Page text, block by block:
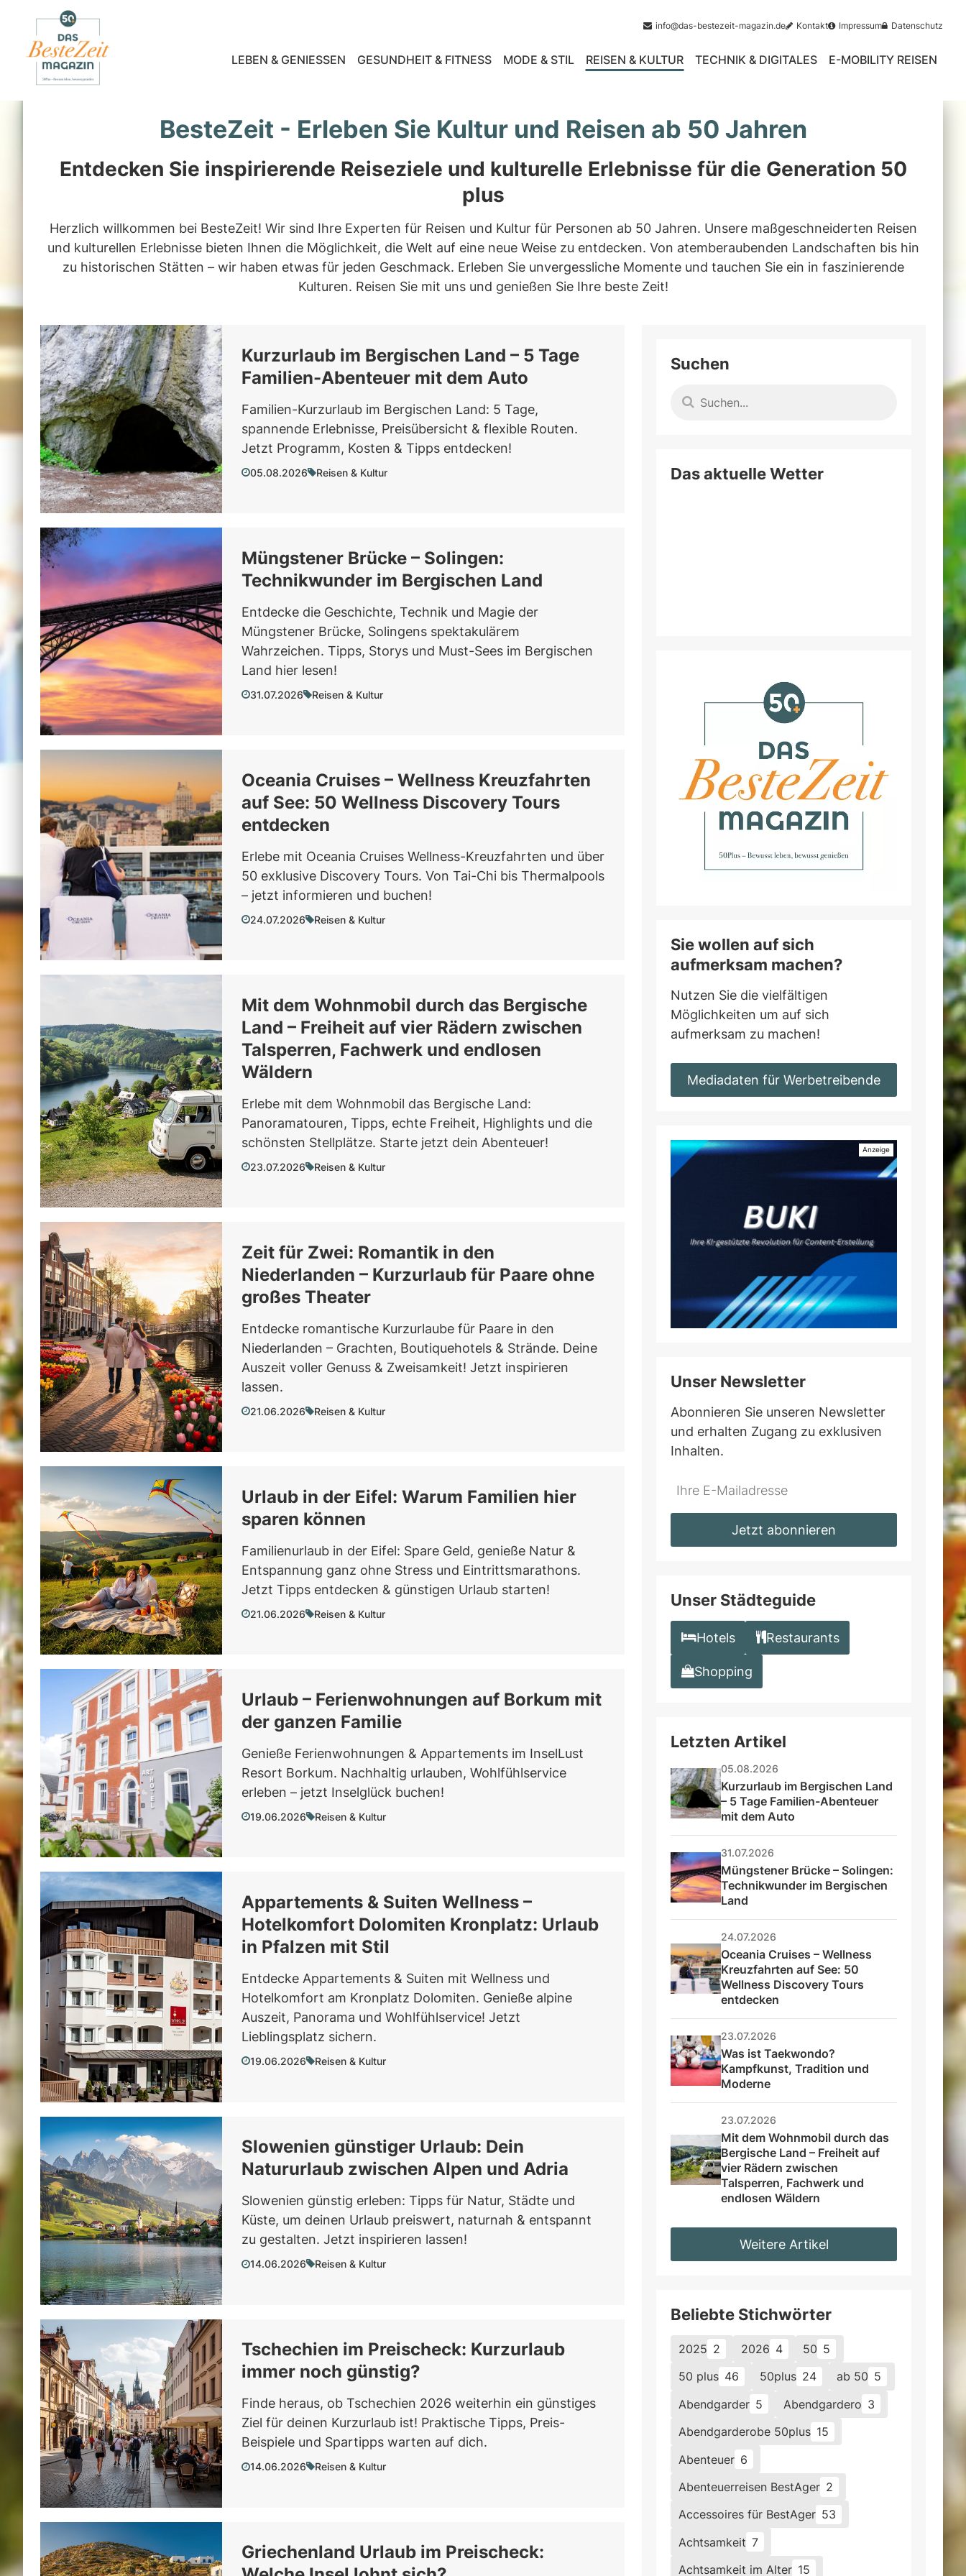
info@das-bestezeit-magazin.de Kontakt Impressum Datenschutz
LEBEN & GENIESSEN GESUNDHEIT & FITNESS MODE & STIL REISEN & KULTUR TECHNIK & DIGITALES E-MOBILITY REISEN
BesteZeit - Erleben Sie Kultur und Reisen ab 50 Jahren
Entdecken Sie inspirierende Reiseziele und kulturelle Erlebnisse für die Generation 50
plus
Herzlich willkommen bei BesteZeit! Wir sind Ihre Experten für Reisen und Kultur für Personen ab 50 Jahren. Unsere maßgeschneiderten Reisen
und kulturellen Erlebnisse bieten Ihnen die Möglichkeit, die Welt auf eine neue Weise zu entdecken. Von atemberaubenden Landschaften bis hin
zu historischen Stätten – wir haben etwas für jeden Geschmack. Erleben Sie unvergessliche Momente und tauchen Sie ein in faszinierende
Kulturen. Reisen Sie mit uns und genießen Sie Ihre beste Zeit!
Kurzurlaub im Bergischen Land – 5 Tage
Familien-Abenteuer mit dem Auto
Familien-Kurzurlaub im Bergischen Land: 5 Tage,
spannende Erlebnisse, Preisübersicht & flexible Routen.
Jetzt Programm, Kosten & Tipps entdecken!
05.08.2026 Reisen & Kultur
Müngstener Brücke – Solingen:
Technikwunder im Bergischen Land
Entdecke die Geschichte, Technik und Magie der
Müngstener Brücke, Solingens spektakulärem
Wahrzeichen. Tipps, Storys und Must-Sees im Bergischen
Land hier lesen!
31.07.2026 Reisen & Kultur
Oceania Cruises – Wellness Kreuzfahrten
auf See: 50 Wellness Discovery Tours
entdecken
Erlebe mit Oceania Cruises Wellness-Kreuzfahrten und über
50 exklusive Discovery Tours. Von Tai-Chi bis Thermalpools
– jetzt informieren und buchen!
24.07.2026 Reisen & Kultur
Mit dem Wohnmobil durch das Bergische
Land – Freiheit auf vier Rädern zwischen
Talsperren, Fachwerk und endlosen
Wäldern
Erlebe mit dem Wohnmobil das Bergische Land:
Panoramatouren, Tipps, echte Freiheit, Highlights und die
schönsten Stellplätze. Starte jetzt dein Abenteuer!
23.07.2026 Reisen & Kultur
Zeit für Zwei: Romantik in den
Niederlanden – Kurzurlaub für Paare ohne
großes Theater
Entdecke romantische Kurzurlaube für Paare in den
Niederlanden – Grachten, Boutiquehotels & Strände. Deine
Auszeit voller Genuss & Zweisamkeit! Jetzt inspirieren
lassen.
21.06.2026 Reisen & Kultur
Urlaub in der Eifel: Warum Familien hier
sparen können
Familienurlaub in der Eifel: Spare Geld, genieße Natur &
Entspannung ganz ohne Stress und Eintrittsmarathons.
Jetzt Tipps entdecken & günstigen Urlaub starten!
21.06.2026 Reisen & Kultur
Urlaub – Ferienwohnungen auf Borkum mit
der ganzen Familie
Genieße Ferienwohnungen & Appartements im InselLust
Resort Borkum. Nachhaltig urlauben, Wohlfühlservice
erleben – jetzt Inselglück buchen!
19.06.2026 Reisen & Kultur
Appartements & Suiten Wellness –
Hotelkomfort Dolomiten Kronplatz: Urlaub
in Pfalzen mit Stil
Entdecke Appartements & Suiten mit Wellness und
Hotelkomfort am Kronplatz Dolomiten. Genieße alpine
Auszeit, Panorama und Wohlfühlservice! Jetzt
Lieblingsplatz sichern.
19.06.2026 Reisen & Kultur
Slowenien günstiger Urlaub: Dein
Natururlaub zwischen Alpen und Adria
Slowenien günstig erleben: Tipps für Natur, Städte und
Küste, um deinen Urlaub preiswert, naturnah & entspannt
zu gestalten. Jetzt inspirieren lassen!
14.06.2026 Reisen & Kultur
Tschechien im Preischeck: Kurzurlaub
immer noch günstig?
Finde heraus, ob Tschechien 2026 weiterhin ein günstiges
Ziel für deinen Kurzurlaub ist! Praktische Tipps, Preis-
Beispiele und Spartipps warten auf dich.
14.06.2026 Reisen & Kultur
Griechenland Urlaub im Preischeck:
Suchen
Das aktuelle Wetter
Sie wollen auf sich
aufmerksam machen?
Nutzen Sie die vielfältigen
Möglichkeiten um auf sich
aufmerksam zu machen!
Mediadaten für Werbetreibende
Unser Newsletter
Abonnieren Sie unseren Newsletter
und erhalten Zugang zu exklusiven
Inhalten.
Do
this
*Ihre
Mailadresse:Jetzt abonnieren
Unser Städteguide
Hotels Restaurants
Shopping
Letzten Artikel
05.08.2026
Kurzurlaub im Bergischen Land
– 5 Tage Familien-Abenteuer
mit dem Auto
31.07.2026
Müngstener Brücke – Solingen:
Technikwunder im Bergischen
Land
24.07.2026
Oceania Cruises – Wellness
Kreuzfahrten auf See: 50
Wellness Discovery Tours
entdecken
23.07.2026
Was ist Taekwondo?
Kampfkunst, Tradition und
Moderne
23.07.2026
Mit dem Wohnmobil durch das
Bergische Land – Freiheit auf
vier Rädern zwischen
Talsperren, Fachwerk und
endlosen Wäldern
Weitere Artikel
Beliebte Stichwörter
2025 2 2026 4 50 5
50 plus 46 50plus 24 ab 50 5
Abendgarder 5 Abendgardero 3
Abendgarderobe 50plus 15
Abenteuer 6
Abenteuerreisen BestAger 2
Accessoires für BestAger 53
Achtsamkeit 7
Achtsamkeit im Alter 15